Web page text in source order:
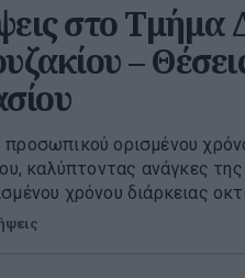
στο Τμήμα
–
προσωπικού ορισμένου
καλύπτοντας ανάγκες της
χρόνου διάρκειας